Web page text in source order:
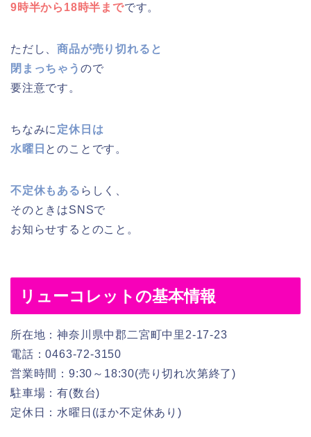
9時半から18時半までです。
ただし、商品が売り切れると
閉まっちゃう ので
要注意です。
ちなみに 定休日は
水曜日 とのことです。
不定休もある らしく、
そのときはSNSで
お知らせするとのこと。
リューコレットの基本情報
所在地：神奈川県中郡二宮町中里2-17-23
電話：0463-72-3150
営業時間：9:30～18:30(売り切れ次第終了)
駐車場：有(数台)
定休日：水曜日(ほか不定休あり)